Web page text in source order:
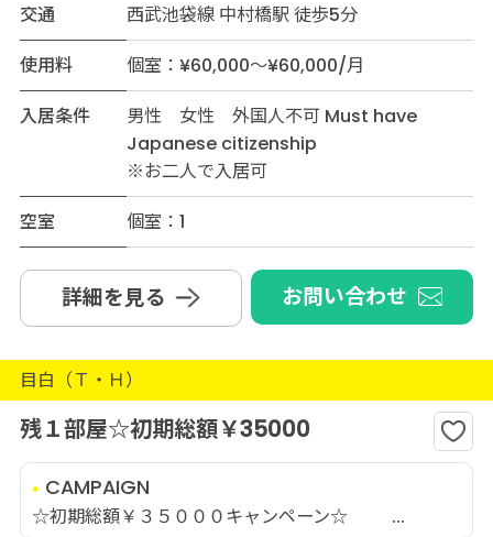
交通
西武池袋線 中村橋駅 徒歩5分
使用料
個室：¥60,000～¥60,000/月
入居条件
男性 女性 外国人不可 Must have
Japanese citizenship
※お二人で入居可
空室
個室：1
詳細を見る お問い合わせ
目白（Ｔ・Ｈ）
残１部屋☆初期総額￥35000
CAMPAIGN
☆初期総額￥３５０００キャンペーン☆ ...